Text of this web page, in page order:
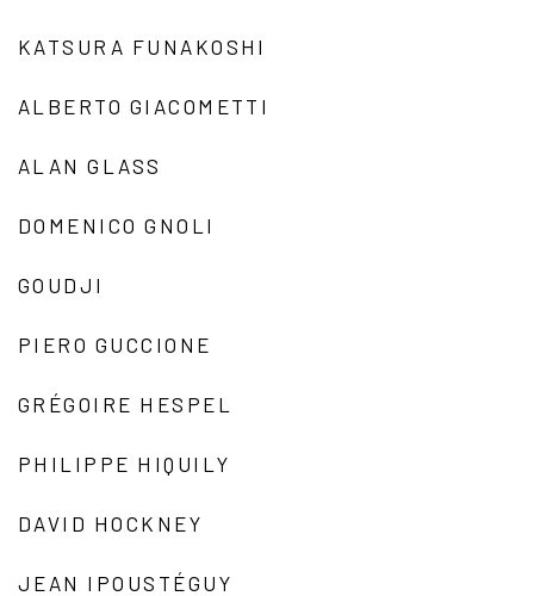
KATSURA FUNAKOSHI
ALBERTO GIACOMETTI
ALAN GLASS
DOMENICO GNOLI
GOUDJI
PIERO GUCCIONE
GRÉGOIRE HESPEL
PHILIPPE HIQUILY
DAVID HOCKNEY
JEAN IPOUSTÉGUY